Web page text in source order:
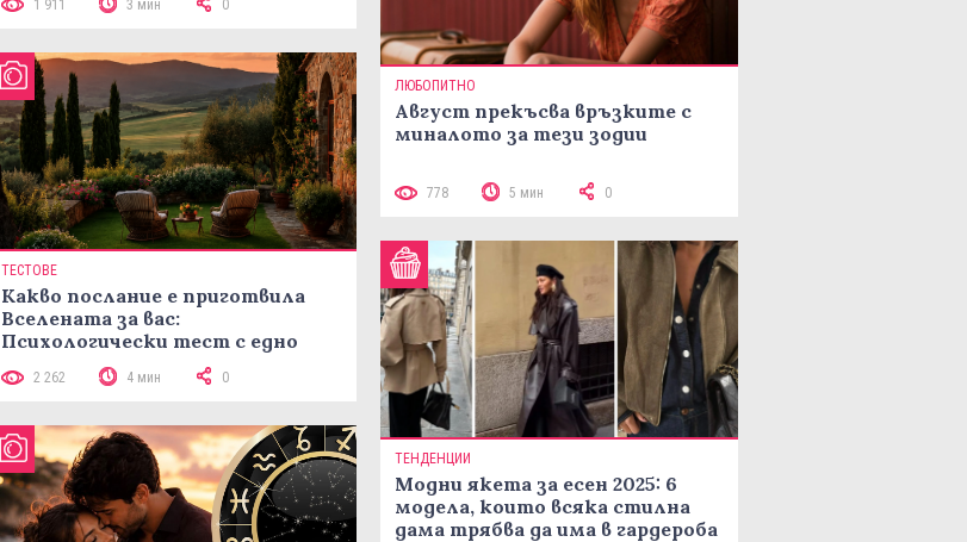
1 911 3 мин 0
ТЕСТОВЕ
Какво послание е приготвила
Вселената за вас:
Психологически тест с едно
2 262 4 мин 0
ЛЮБОПИТНО
Август прекъсва връзките с
миналото за тези зодии
778 5 мин 0
ТЕНДЕНЦИИ
Модни якета за есен 2025: 6
модела, които всяка стилна
дама трябва да има в гардероба